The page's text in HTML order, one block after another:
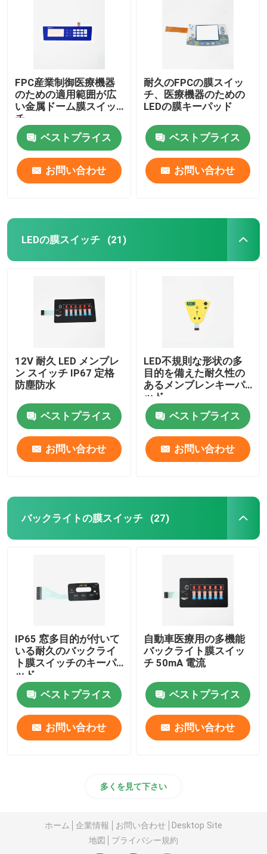
FPC産業制御医療機器
のための適用範囲が広
い金属ドーム膜スイッ
チ
ベストプライス
お問い合わせ
耐久のFPCの膜スイッ
チ、医療機器のための
LEDの膜キーパッド
ベストプライス
お問い合わせ
LEDの膜スイッチ (21)
12V 耐久 LED メンブレ
ン スイッチ IP67 定格
防塵防水
ベストプライス
お問い合わせ
LED不規則な形状の多
目的を備えた耐久性の
あるメンブレンキーパ
ッド
ベストプライス
お問い合わせ
バックライトの膜スイッチ (27)
IP65 窓多目的が付いて
いる耐久のバックライ
ト膜スイッチのキーパ
ッド
ベストプライス
お問い合わせ
自動車医療用の多機能
バックライト膜スイッ
チ 50mA 電流
ベストプライス
お問い合わせ
多くを見て下さい
ホーム 企業情報 お問い合わせ
Desktop Site
地図
プライバシー規約